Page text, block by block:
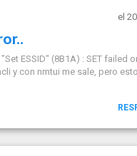
el
ESSID" (8B1A) : SET failed
y con nmtui me sale, pero